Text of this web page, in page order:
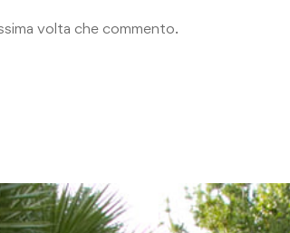
volta che commento.